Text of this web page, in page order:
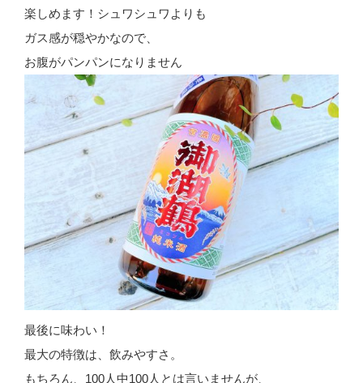
楽しめます！シュワシュワよりも
ガス感が穏やかなので、
お腹がパンパンになりません
最後に味わい！
最大の特徴は、飲みやすさ。
もちろん、100人中100人とは言いませんが、